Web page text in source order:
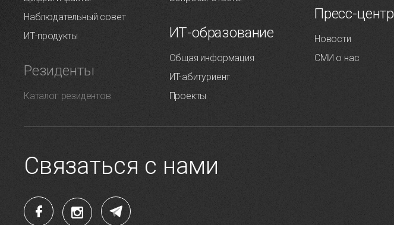
Наблюдательный совет
ИТ-продукты
Резиденты
Каталог резидентов
ИТ-образование
Общая информация
ИT-абитуриент
Проекты
Пресс-центр
Новости
СМИ о нас
Связаться с нами